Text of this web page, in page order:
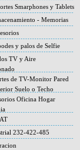
Smarphones y Tablets
- Memorias
y palos de Selfie
TV y Aire
de TV-Monitor Pared
Suelo o Techo
Oficina Hogar
232-422-485